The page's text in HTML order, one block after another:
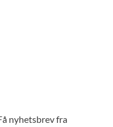
nyhetsbrev fra